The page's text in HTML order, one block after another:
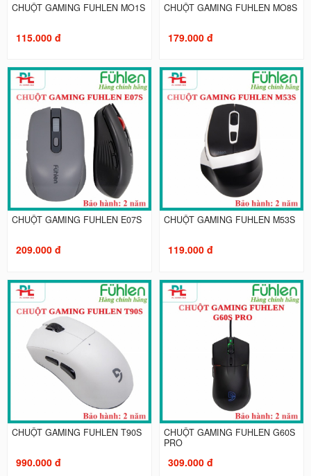
CHUỘT GAMING FUHLEN MO1S
115.000 đ
CHUỘT GAMING FUHLEN MO8S
179.000 đ
CHUỘT GAMING FUHLEN E07S
209.000 đ
CHUỘT GAMING FUHLEN M53S
119.000 đ
CHUỘT GAMING FUHLEN T90S
990.000 đ
CHUỘT GAMING FUHLEN G60S
PRO
309.000 đ